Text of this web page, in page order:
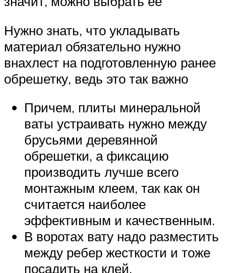
Нужно знать, что укладывать
материал обязательно нужно
внахлест на подготовленную ранее
обрешетку, ведь это так важно
Причем, плиты минеральной
ваты устраивать нужно между
брусьями деревянной
обрешетки, а фиксацию
производить лучше всего
монтажным клеем, так как он
считается наиболее
эффективным и качественным.
В воротах вату надо разместить
между ребер жесткости и тоже
посадить на клей.